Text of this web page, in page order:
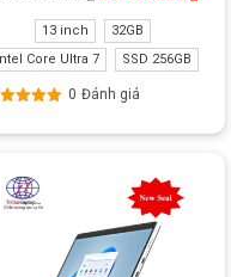
13 inch
32GB
Core Ultra 7
SSD 256GB
0 Đánh giá